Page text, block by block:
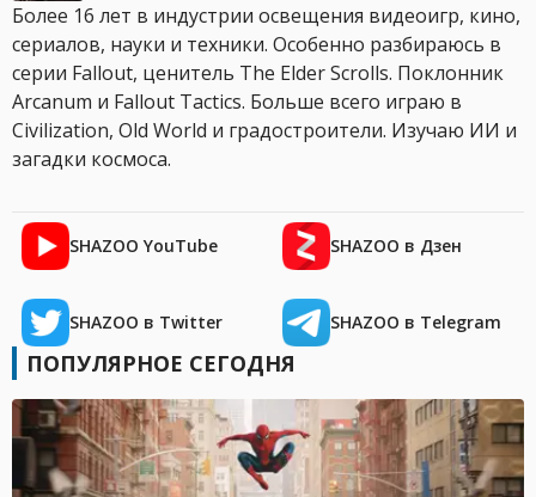
Более 16 лет в индустрии освещения видеоигр, кино,
сериалов, науки и техники. Особенно разбираюсь в
серии Fallout, ценитель The Elder Scrolls. Поклонник
Arcanum и Fallout Tactics. Больше всего играю в
Civilization, Old World и градостроители. Изучаю ИИ и
загадки космоса.
SHAZOO YouTube SHAZOO в Дзен
SHAZOO в Twitter SHAZOO в Telegram
ПОПУЛЯРНОЕ СЕГОДНЯ